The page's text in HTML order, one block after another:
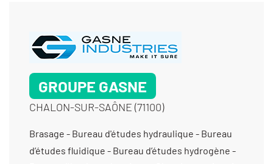
sans enlèvement de matière - Négoce de produits
industriels - Pliage - Poinçonneuse - Redressage -
Rétrofit machines-outils
GROUPE GASNE
CHALON-SUR-SAÔNE (71100)
Brasage - Bureau d'études hydraulique - Bureau d’études fluidique - Bureau d’études hydrogène - Bureau d’études mécanique - Chaudronnerie acier - Chaudronnerie alliage - Chaudronnerie alu - Chaudronnerie inox - Cisaillage - Conception par simulation numérique - Digitalisation 3D - Filetage - Fraisage proto - Fraisage série - Fraisage vertical - Mécanique générale de précision - Mécano soudure - Moletage - Pliage - Polissage - Rectification cylindrique exter - Rectification cylindrique inter - Rectification par coordonnées - Rectification plane - Roulage - Soudage robotisé - Soudure / Brasure traditionnelle - Soudure aluminium - Soudure étanche - Soudure sous qualification - Taraudage - Tournage 4 axes - Tournage 5 axes - Tournage moyenne série (de 1001 à 10 000 pièces) - Tournage multifonctions - Tournage petite série (de 11 à 1000 pièces) - Tournage prototype et unitaire (< 10 pièces) - Usinage / 5 axes / moyenne série (de 1001 à 10 000 pièces) < 350 cm3 - Usinage / 5 axes / moyenne série (de 1001 à 10 000 pièces) entre 350 cm3 et 1000 cm3